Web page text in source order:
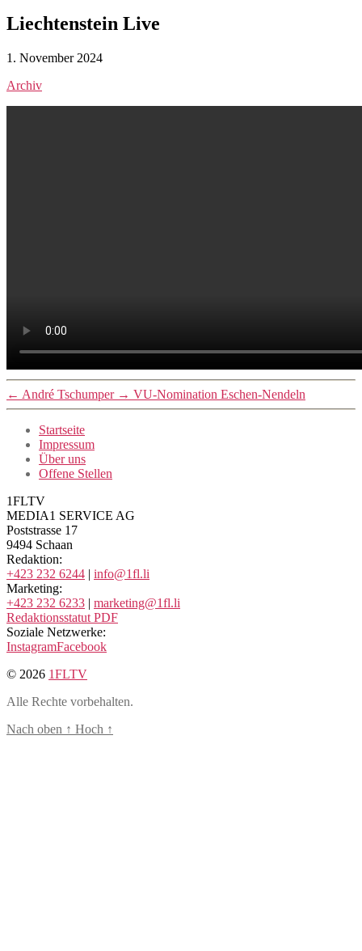
Liechtenstein Live
1. November 2024
Archiv
← André Tschumper → VU-Nomination Eschen-Nendeln
Startseite
Impressum
Über uns
Offene Stellen
1FLTV
MEDIA1 SERVICE AG
Poststrasse 17
9494 Schaan
Redaktion:
+423 232 6244 | info@1fl.li
Marketing:
+423 232 6233 | marketing@1fl.li
Redaktionsstatut PDF
Soziale Netzwerke:
InstagramFacebook
© 2026 1FLTV
Alle Rechte vorbehalten.
Nach oben ↑ Hoch ↑